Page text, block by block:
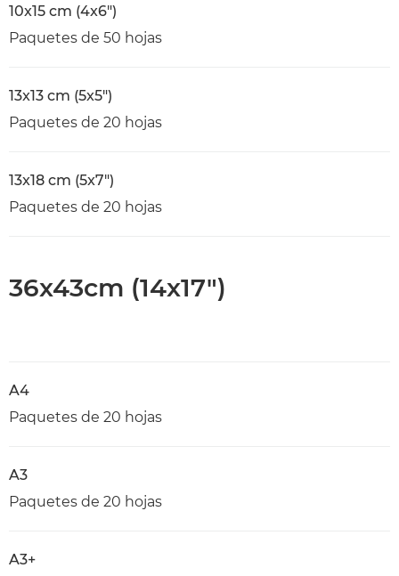
10x15 cm (4x6")
Paquetes de 50 hojas
13x13 cm (5x5")
Paquetes de 20 hojas
13x18 cm (5x7")
Paquetes de 20 hojas
36x43cm (14x17")
A4
Paquetes de 20 hojas
A3
Paquetes de 20 hojas
A3+